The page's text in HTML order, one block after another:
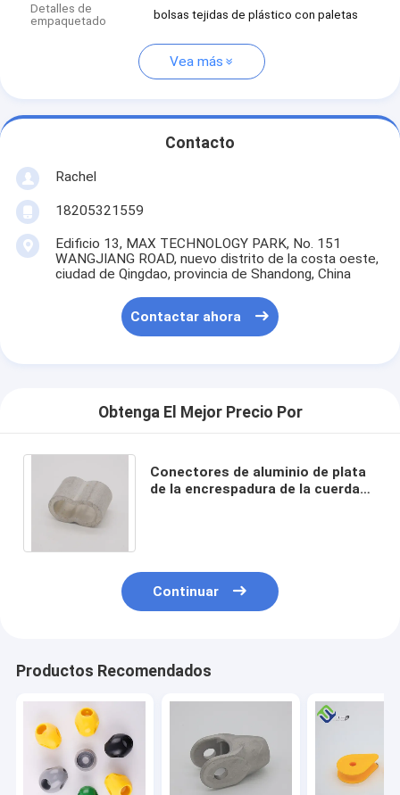
Detalles de
empaquetado
bolsas tejidas de plástico con paletas
Vea más
Contacto
Rachel
18205321559
Edificio 13, MAX TECHNOLOGY PARK, No. 151
WANGJIANG ROAD, nuevo distrito de la costa oeste,
ciudad de Qingdao, provincia de Shandong, China
Contactar ahora
Obtenga El Mejor Precio Por
Conectores de aluminio de plata
de la encrespadura de la cuerda
Continuar
Productos Recomendados